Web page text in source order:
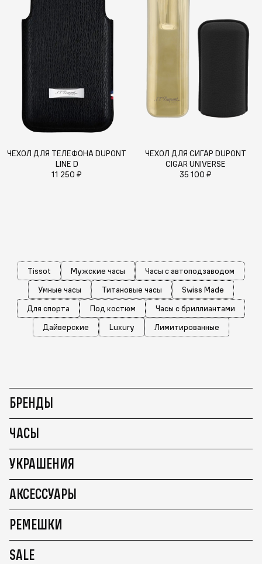
ЧЕХОЛ ДЛЯ ТЕЛЕФОНА DUPONT
LINE D
11 250 ₽
ЧЕХОЛ ДЛЯ СИГАР DUPONT
CIGAR UNIVERSE
35 100 ₽
Tissot Мужские часы
Часы с автоподзаводом
Умные часы
Титановые часы
Swiss Made
Для спорта
Под костюм
Часы с бриллиантами
Дайверские
Luxury Лимитированные
БРЕНДЫ
ЧАСЫ
УКРАШЕНИЯ
АКСЕССУАРЫ
РЕМЕШКИ
SALE